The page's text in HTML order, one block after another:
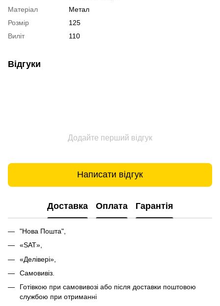
Матеріал
Метал
Розмір
125
Виліт
110
Відгуки
Додайте перший відгук
Написати відгук
Доставка Оплата Гарантія
"Нова Пошта",
«SAT»,
«Делівері»,
Самовивіз.
Готівкою при самовивозі або після доставки поштовою
службою при отриманні